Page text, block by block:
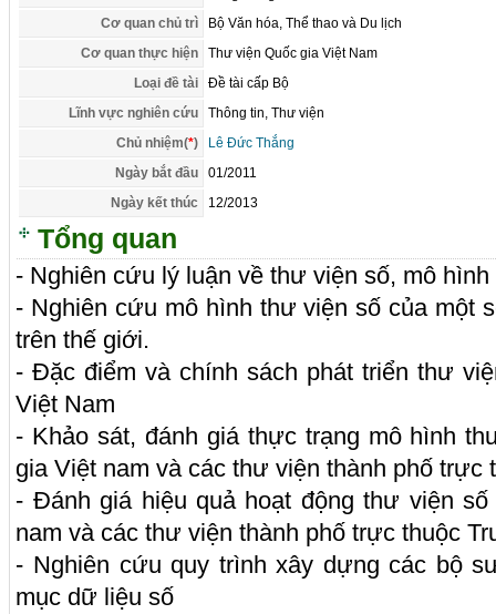
Cơ quan chủ trì
Bộ Văn hóa, Thể thao và Du lịch
Cơ quan thực hiện
Thư viện Quốc gia Việt Nam
Loại đề tài
Đề tài cấp Bộ
Lĩnh vực nghiên cứu
Thông tin, Thư viện
Chủ nhiệm(*)
Lê Đức Thắng
Ngày bắt đầu
01/2011
Ngày kết thúc
12/2013
Tổng quan
- Nghiên cứu lý luận về thư viện số, mô
- Nghiên cứu mô hình thư viện số của một
trên thế giới.
- Đặc điểm và chính sách phát triển thư
Việt Nam
- Khảo sát, đánh giá thực trạng mô hình
gia Việt nam và các thư viện thành phố trực
- Đánh giá hiệu quả hoạt động thư viện
nam và các thư viện thành phố trực thuộc
- Nghiên cứu quy trình xây dựng các bộ
mục dữ liệu số